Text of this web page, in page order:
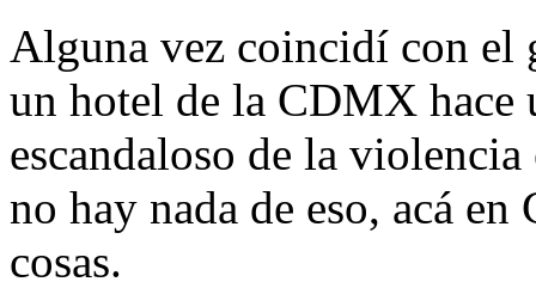
Alguna vez coincidí con el
un hotel de la CDMX hace
escandaloso de la
no hay nada de eso, acá
cosas.